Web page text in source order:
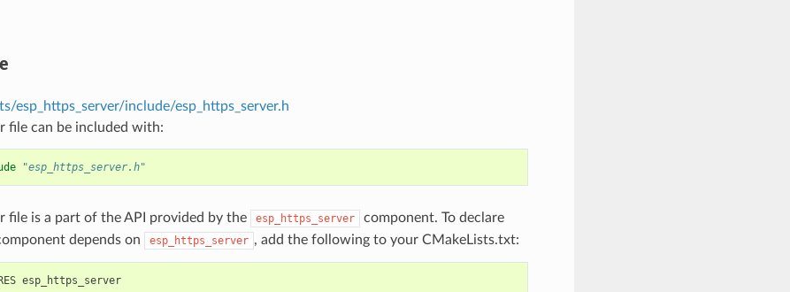
esp_https_server/include/esp_https_server.h
file can be included with:
"esp_https_server.h"
file is a part of the API provided by the esp_https_server
component. To declare
depends on
esp_https_server , add the following to your CMakeLists.txt:
REQUIRES esp_https_server